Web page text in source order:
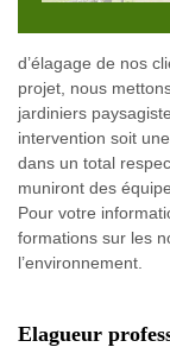
d’élagage de nos
projet, nous
jardiniers
intervention soit
dans un total
muniront des
Pour votre
formations sur les
l’environnement.
Elagueur